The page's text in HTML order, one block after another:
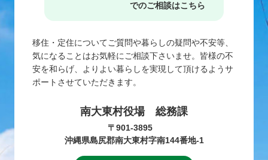
移住・定住についてご質問や暮らしの疑問や不安等、
気になることはお気軽にご相談下さいませ。皆様の不
安を和らげ、よりよい暮らしを実現して頂けるようサ
ポートさせていただきます。
南大東村役場 総務課
〒901-3895
沖縄県島尻郡南大東村字南144番地-1
でのご相談はこちら